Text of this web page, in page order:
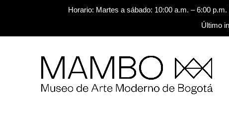
Horario: Martes a sábado: 10:00 a.m. – 6:00
Último